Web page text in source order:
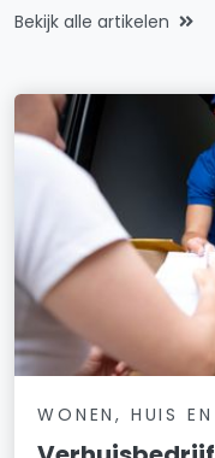
Bekijk alle artikelen
WONEN, HUIS